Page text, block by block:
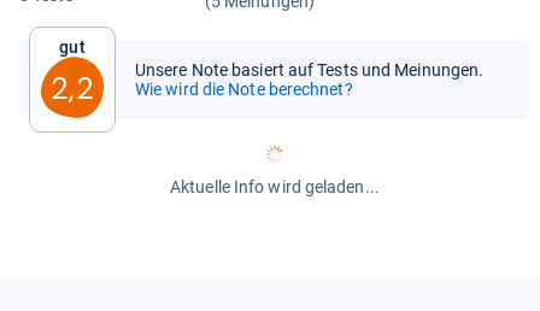
Gut
2,2
Unsere Note basiert auf Tests und Meinungen.
Wie wird die Note berechnet?
Aktuelle Info wird geladen...